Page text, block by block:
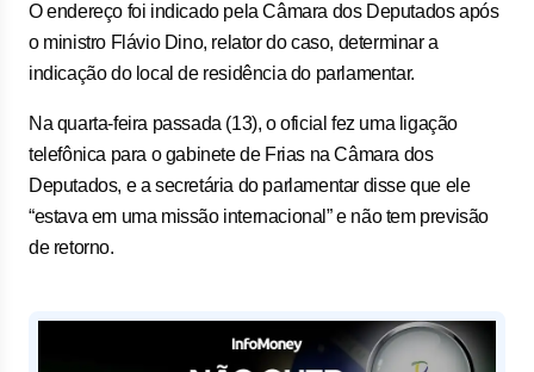
O endereço foi indicado pela Câmara dos Deputados após
o ministro Flávio Dino, relator do caso, determinar a
indicação do local de residência do parlamentar.
Na quarta-feira passada (13), o oficial fez uma ligação
telefônica para o gabinete de Frias na Câmara dos
Deputados, e a secretária do parlamentar disse que ele
“estava em uma missão internacional” e não tem previsão
de retorno.